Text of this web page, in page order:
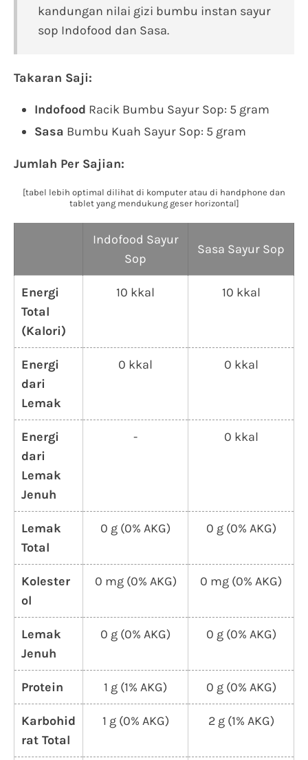
kandungan nilai gizi bumbu instan sayur
sop Indofood dan Sasa.
Takaran Saji:
Indofood Racik Bumbu Sayur Sop: 5 gram
Sasa Bumbu Kuah Sayur Sop: 5 gram
Jumlah Per Sajian:
[tabel lebih optimal dilihat di komputer atau di handphone dan
tablet yang mendukung geser horizontal]
Indofood Sayur
Sop
Sasa Sayur Sop
Energi
Total
(Kalori)
10 kkal 10 kkal
Energi
dari
Lemak
0 kkal 0 kkal
Energi
dari
Lemak
Jenuh
- 0 kkal
Lemak
Total
0 g (0% AKG) 0 g (0% AKG)
Kolester
ol
0 mg (0% AKG) 0 mg (0% AKG)
Lemak
Jenuh
0 g (0% AKG) 0 g (0% AKG)
Protein 1 g (1% AKG) 0 g (0% AKG)
Karbohid
rat Total
1 g (0% AKG) 2 g (1% AKG)